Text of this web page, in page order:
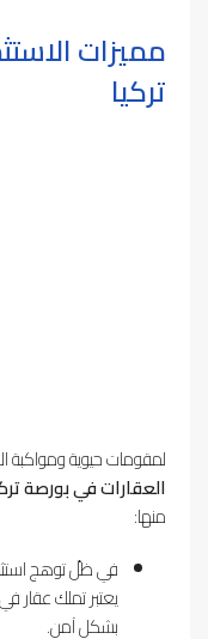
مميزات
تركيا
لمقومات حيوية ومواكبة
العقارات في بورصة
منها:
في ظلّ توهج
يعتبر تملك عقار
بشكل آمن.